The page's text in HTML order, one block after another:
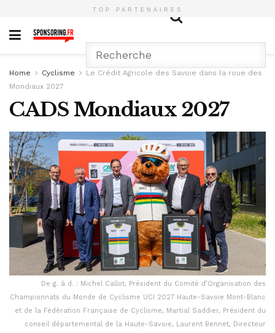
TOP PARTENAIRES
Home Cyclisme
Le Crédit Agricole des Savoie dans la roue des
Mondiaux 2027
CADS Mondiaux 2027
De g. à d. : Michel Callot, Président du Comité d’Organisation des
Championnats du Monde de Cyclisme UCI 2027 Haute-Savoie Mont-Blanc
et de la Fédération Française de Cyclisme, Martial Saddier, Président du
conseil départemental de la Haute-Savoie, Laurent Bennet, Directeur